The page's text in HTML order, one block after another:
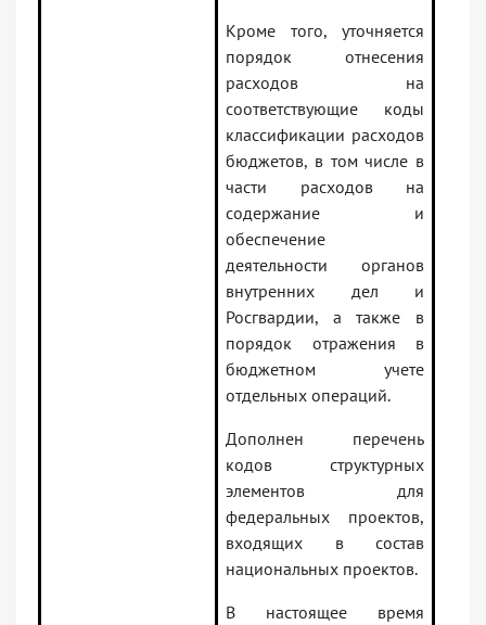
Кроме того, уточняется
порядок отнесения
расходов на
соответствующие коды
классификации расходов
бюджетов, в том числе в
части расходов на
содержание и
обеспечение
деятельности органов
внутренних дел и
Росгвардии, а также в
порядок отражения в
бюджетном учете
отдельных операций.
Дополнен перечень
кодов структурных
элементов для
федеральных проектов,
входящих в состав
национальных проектов.
В настоящее время